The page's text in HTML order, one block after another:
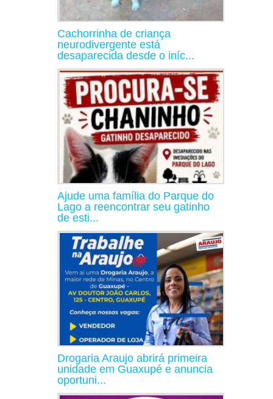
Cachorrinha de criança
neurodivergente está
desaparecida desde o iníc...
Ajude uma família do Parque do
Lago a reencontrar seu gatinho
de esti...
Drogaria Araujo abrirá primeira
unidade em Guaxupé e anuncia
oportuni...